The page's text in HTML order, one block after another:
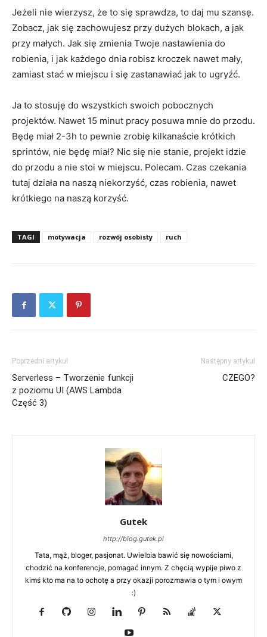
Jeżeli nie wierzysz, że to się sprawdza, to daj mu szansę.
Zobacz, jak się zachowujesz przy dużych blokach, a jak
przy małych. Jak się zmienia Twoje nastawienia do
robienia, i jak każdego dnia robisz kroczek nawet mały,
zamiast stać w miejscu i się zastanawiać jak to ugryźć.
Ja to stosuję do wszystkich swoich pobocznych
projektów. Nawet 15 minut pracy posuwa mnie do przodu.
Będę miał 2-3h to pewnie zrobię kilkanaście krótkich
sprintów, nie będę miał? Nic się nie stanie, projekt idzie
do przodu a nie stoi w miejscu. Polecam. Czas czekania
tutaj działa na naszą niekorzyść, czas robienia, nawet
krótkiego na naszą korzyść.
TAGI motywacja rozwój osobisty ruch
Poprzedni artykuł
Serverless – Tworzenie funkcji
z poziomu UI (AWS Lambda
Część 3)
Następny artykuł
CZEGO?
Gutek
http://blog.gutek.pl
Tata, mąż, bloger, pasjonat. Uwielbia bawić się nowościami,
chodzić na konferencje, pomagać innym. Z chęcią wypije piwo z
kimś kto ma na to ochotę a przy okazji porozmawia o tym i owym
:)